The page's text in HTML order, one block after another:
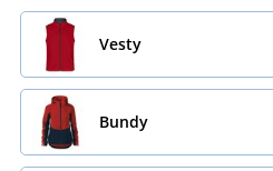
Vesty
Bundy